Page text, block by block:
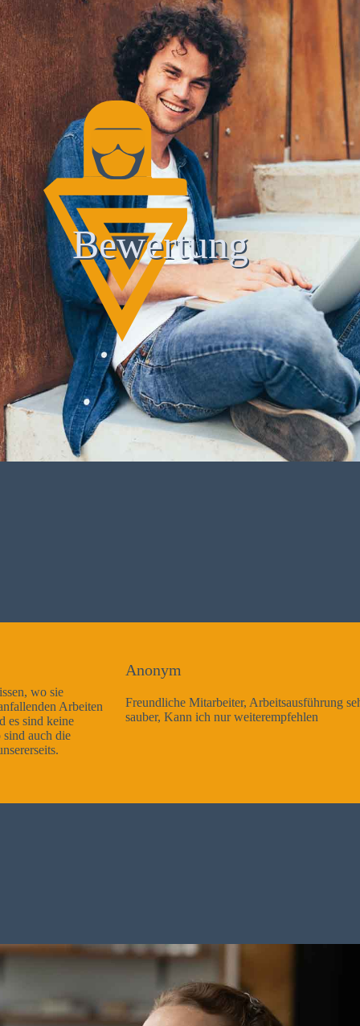
Bewertung
Freundliche Mitarbeiter, Arbeitsausführung sehr gut und sehr
sauber, Kann ich nur weiterempfehlen